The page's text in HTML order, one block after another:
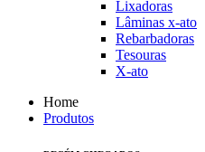
Lixadoras
Lâminas x-ato
Rebarbadoras
Tesouras
X-ato
Home
Produtos